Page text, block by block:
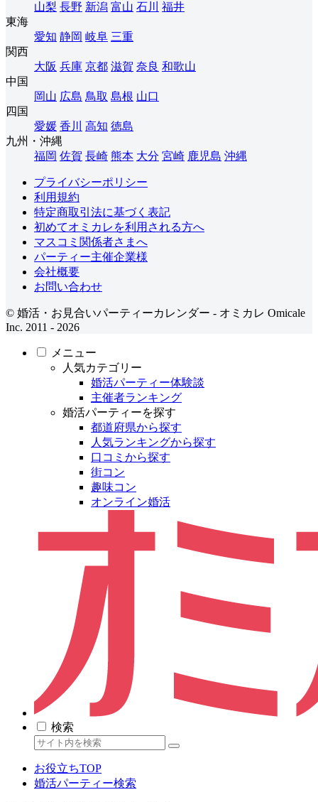
山梨 長野 新潟 富山 石川
福井
東海
愛知 静岡 岐阜 三重
関西
大阪 兵庫 京都 滋賀 奈良 和歌山
中国
岡山 広島 鳥取 島根 山口
四国
愛媛 香川 高知 徳島
九州・沖縄
福岡 佐賀 長崎 熊本 大分 宮崎 鹿児島 沖縄
プライバシーポリシー
利用規約
特定商取引法に基づく表記
初めてオミカレを利用される方へ
マスコミ関係者さまへ
パーティー主催企業様
会社概要
お問い合わせ
© 婚活・お見合いパーティーカレンダー - オミカレ Omicale
Inc. 2011 - 2026
メニュー
人気カテゴリー
婚活パーティー体験談
主催者ランキング
婚活パーティーを探す
都道府県から探す
人気ランキングから探す
口コミから探す
街コン
趣味コン
オンライン婚活
検索
お役立ちTOP
婚活パーティー検索